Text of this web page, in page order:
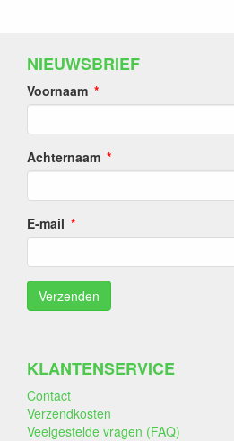
NIEUWSBRIEF
Voornaam
Achternaam
E-mail
KLANTENSERVICE
Contact
Verzendkosten
Veelgestelde vragen (FAQ)